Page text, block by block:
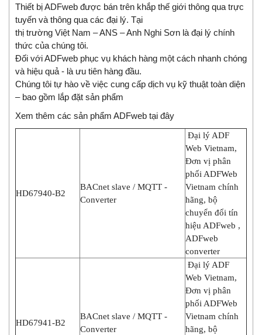
Thiết bị ADFweb được bán trên khắp thế giới thông qua trực
tuyến và thông qua các đại lý. Tại
thị trường Việt Nam – ANS – Anh Nghi Sơn là đại lý chính
thức của chúng tôi.
Đối với ADFweb phục vụ khách hàng một cách nhanh chóng
và hiệu quả - là ưu tiên hàng đầu.
Chúng tôi tự hào về việc cung cấp dịch vụ kỹ thuật toàn diện
– bao gồm lắp đặt sản phẩm
Xem thêm các sản phẩm ADFweb tại đây
HD67940-B2
BACnet slave / MQTT -
Converter
Đại lý ADF
Web Vietnam,
Đơn vị phân
phối ADFWeb
Vietnam chính
hãng, bộ
chuyển đổi tín
hiệu ADFweb ,
ADFweb
converter
HD67941-B2
BACnet slave / MQTT -
Converter
Đại lý ADF
Web Vietnam,
Đơn vị phân
phối ADFWeb
Vietnam chính
hãng, bộ